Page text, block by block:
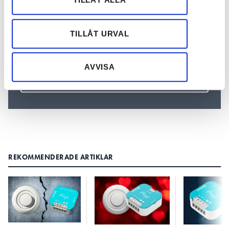
annons- och analysföretag som vi samarbetar med.
Dessa kan i sin tur kombinera informationen med annan
samlat in när du har använt deras tjänster.
TILLÅT URVAL
AVVISA
Prenumerera på vårt nyhetsbrev och få nyheter, tips
REKOMMENDERADE ARTIKLAR